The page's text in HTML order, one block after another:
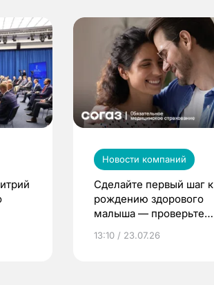
Новости компаний
Сделайте первый шаг к
рождению здорового
малыша — проверьте
по ОМС!
13:10 / 23.07.26